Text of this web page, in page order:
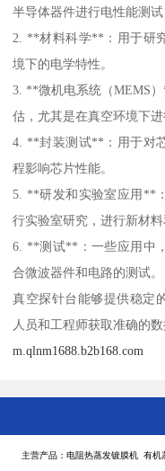
半导体器件进行电性能测
2. **材料科学**：用于研
境下的电学特性。
3. **微机电系统（MEMS
估，尤其是在真空环境下进
4. **封装测试**：用于对
程影响芯片性能。
5. **研发和实验室应用**
行实验室研究，进行新材料
6. **测试**：一些应用中
合微波器件和电路的测试。
真空探针台能够提供稳定
人员和工程师获取准确的数
m.qlnm1688.b2b168.com
主营产品：电阻热蒸发镀膜机 有